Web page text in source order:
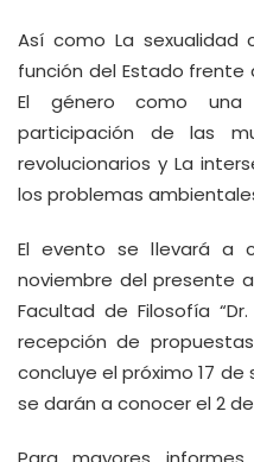
Así como La sexualidad
función del Estado
El género como una
participación de las
revolucionarios y La
los problemas
El evento se llevará a
noviembre del presente
Facultad de Filosofía
recepción de
concluye el próximo 17
se darán a conocer el 2